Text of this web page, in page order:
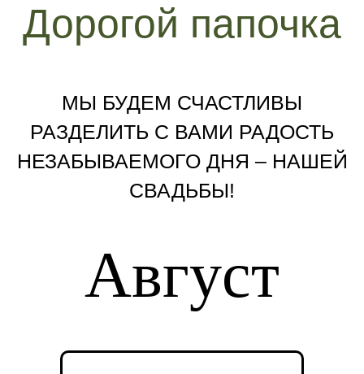
Дорогой папочка
МЫ БУДЕМ СЧАСТЛИВЫ
РАЗДЕЛИТЬ С ВАМИ РАДОСТЬ
НЕЗАБЫВАЕМОГО ДНЯ – НАШЕЙ
СВАДЬБЫ!
Август